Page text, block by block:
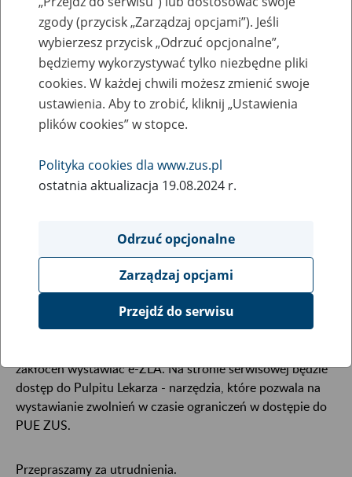
Ograniczenie w dostępie do portalu PUE
ZUS 31 grudnia 2021 r.
30
December
2021
serwisowych 31 grudnia 2021 r. (piątek) od godziny 15:00
do godziny 20:00 mogą wystąpić ograniczenia w dostępie
do portalu Platforma Usług Elektronicznych i
poszczególnych jego funkcji.
zakłóceń wystawiać e-ZLA. Na stronie serwisowej będzie
dostęp do Pulpitu Lekarza - narzędzia, które pozwala na
wystawianie zwolnień w czasie ograniczeń w dostępie do
PUE ZUS.
Przepraszamy za utrudnienia.
zgody (przycisk „Zarządzaj opcjami”). Jeśli
wybierzesz przycisk „Odrzuć opcjonalne”,
będziemy wykorzystywać tylko niezbędne pliki
cookies. W każdej chwili możesz zmienić swoje
ustawienia. Aby to zrobić, kliknij „Ustawienia
plików cookies” w stopce.
Polityka cookies dla www.zus.pl
ostatnia aktualizacja 19.08.2024 r.
Odrzuć opcjonalne
Zarządzaj opcjami
Przejdź do serwisu